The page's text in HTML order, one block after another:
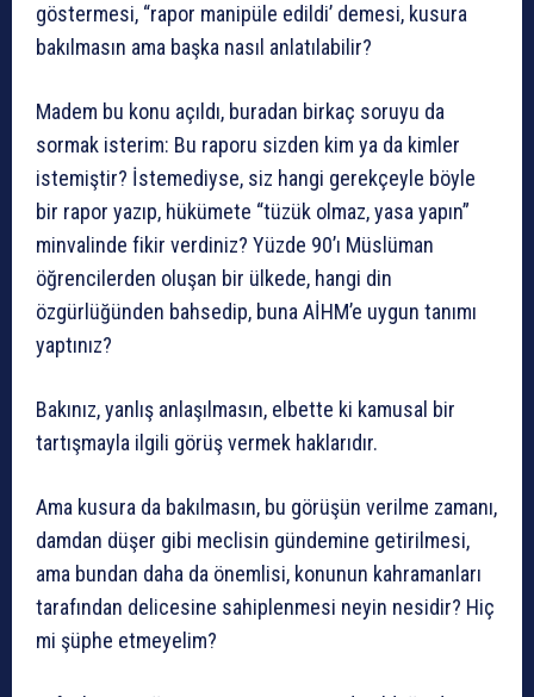
göstermesi, “rapor manipüle edildi’ demesi, kusura
bakılmasın ama başka nasıl anlatılabilir?
Madem bu konu açıldı, buradan birkaç soruyu da
sormak isterim: Bu raporu sizden kim ya da kimler
istemiştir? İstemediyse, siz hangi gerekçeyle böyle
bir rapor yazıp, hükümete “tüzük olmaz, yasa yapın”
minvalinde fikir verdiniz? Yüzde 90’ı Müslüman
öğrencilerden oluşan bir ülkede, hangi din
özgürlüğünden bahsedip, buna AİHM’e uygun tanımı
yaptınız?
Bakınız, yanlış anlaşılmasın, elbette ki kamusal bir
tartışmayla ilgili görüş vermek haklarıdır.
Ama kusura da bakılmasın, bu görüşün verilme zamanı,
damdan düşer gibi meclisin gündemine getirilmesi,
ama bundan daha da önemlisi, konunun kahramanları
tarafından delicesine sahiplenmesi neyin nesidir? Hiç
mi şüphe etmeyelim?